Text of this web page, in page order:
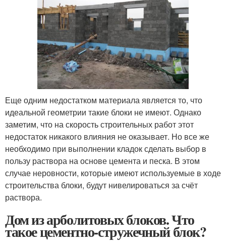
Еще одним недостатком материала является то, что
идеальной геометрии такие блоки не имеют. Однако
заметим, что на скорость строительных работ этот
недостаток никакого влияния не оказывает. Но все же
необходимо при выполнении кладок сделать выбор в
пользу раствора на основе цемента и песка. В этом
случае неровности, которые имеют используемые в ходе
строительства блоки, будут нивелироваться за счёт
раствора.
Дом из арболитовых блоков. Что
такое цементно-стружечный блок?